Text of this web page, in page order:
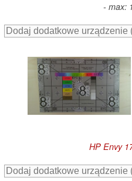
- max:
HP Envy